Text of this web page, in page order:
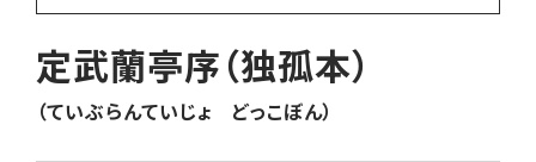
定武蘭亭序（独孤本）
（ていぶらんていじょ どっこぼん）